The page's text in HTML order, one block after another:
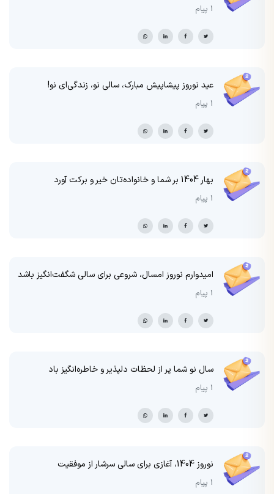
1 پیام
عید نوروز پیشاپیش مبارک، سالی نو، زندگی‌ای نو!
1 پیام
بهار 1404 بر شما و خانواده‌تان خیر و برکت آورد
1 پیام
امیدوارم نوروز امسال، شروعی برای سالی شگفت‌انگیز باشد
1 پیام
سال نو شما پر از لحظات دلپذیر و خاطره‌انگیز باد
1 پیام
نوروز 1404، آغازی برای سالی سرشار از موفقیت
1 پیام